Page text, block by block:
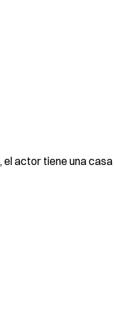
, el actor tiene una